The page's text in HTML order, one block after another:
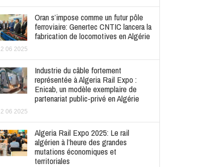
Oran s’impose comme un futur pôle
ferroviaire: Genertec CNTIC lancera la
fabrication de locomotives en Algérie
06 2025
Industrie du câble fortement
représentée à Algeria Rail Expo :
Enicab, un modèle exemplaire de
partenariat public-privé en Algérie
06 2025
Algeria Rail Expo 2025: Le rail
algérien à l’heure des grandes
mutations économiques et
territoriales